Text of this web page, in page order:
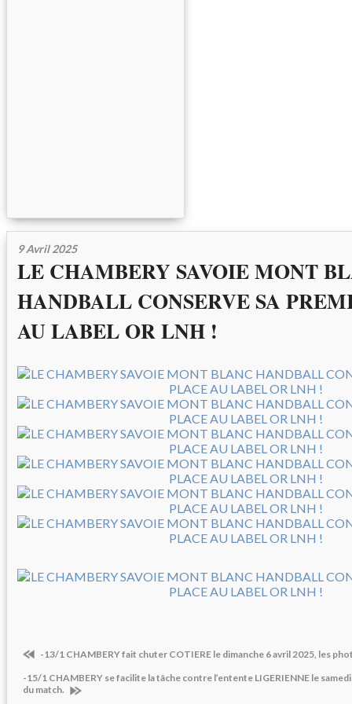
9 Avril 2025
LE CHAMBERY SAVOIE MONT
HANDBALL CONSERVE SA
AU LABEL OR LNH !
-13/1 CHAMBERY fait chuter COTIERE le dimanche 6 avril 2025, les
-15/1 CHAMBERY se facilite la tâche contre l’entente LIGERIENNE le
du match.